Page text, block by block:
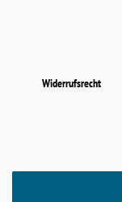
Widerrufs­recht